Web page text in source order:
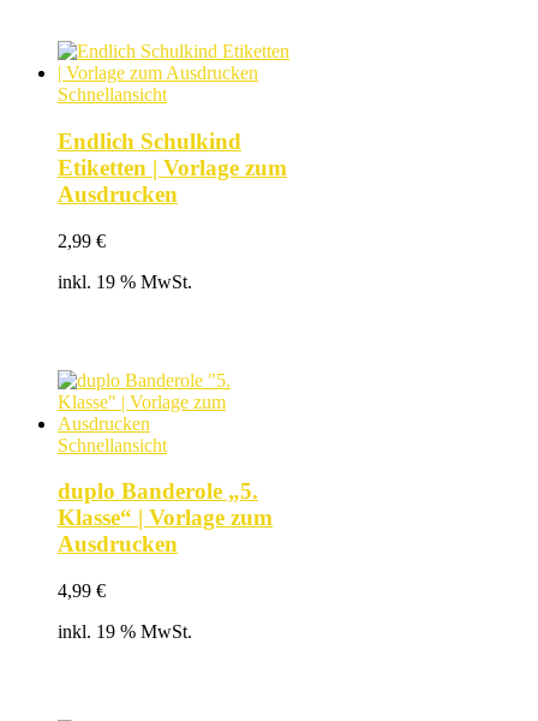
Schnellansicht
Endlich Schulkind
Etiketten | Vorlage zum
Ausdrucken
2,99 €
inkl. 19 % MwSt.
Schnellansicht
duplo Banderole „5.
Klasse“ | Vorlage zum
Ausdrucken
4,99 €
inkl. 19 % MwSt.